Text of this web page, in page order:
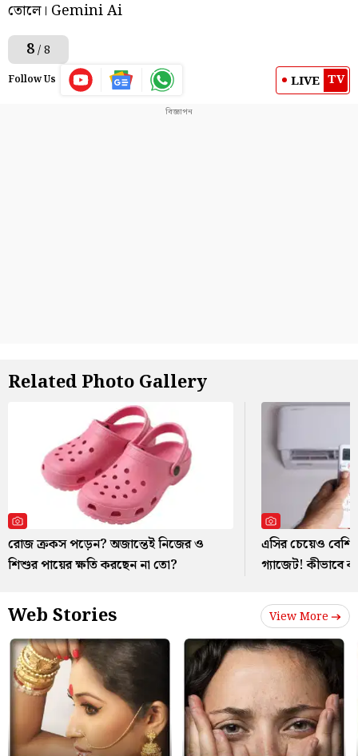
তোলে। Gemini Ai
8/ 8
Follow Us LIVE TV
Related Photo Gallery
রোজ ক্রকস পড়েন? অজান্তেই নিজের ও
শিশুর পায়ের ক্ষতি করছেন না তো?
এসির চেয়েও বেশি
গ্যাজেট! কীভাবে
Web Stories View More